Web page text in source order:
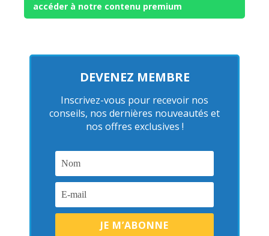
accéder à notre contenu premium
DEVENEZ MEMBRE
Inscrivez-vous pour recevoir nos
conseils, nos dernières nouveautés et
nos offres exclusives !